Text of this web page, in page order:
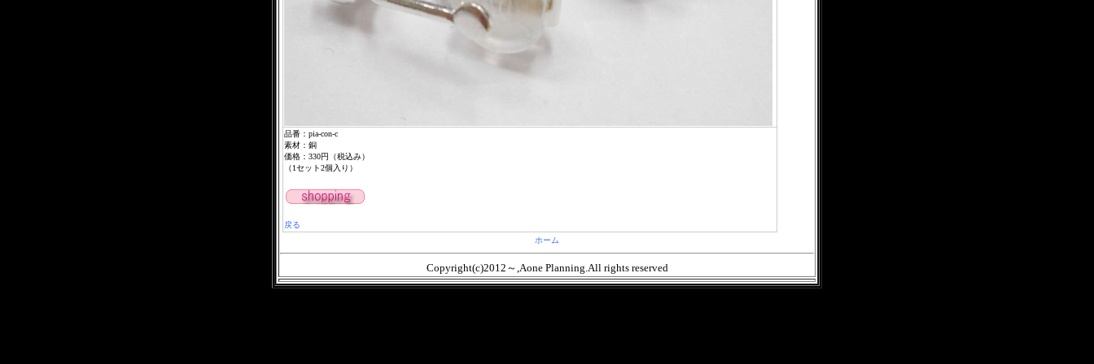
品番：pia-con-c
素材：銅
価格：330円（税込み）
（1セット2個入り）
戻る
ホーム
Copyright(c)2012～,Aone Planning.All rights reserved